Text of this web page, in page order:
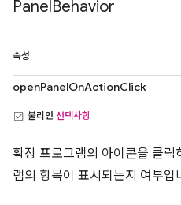
PanelBehavior
속성
openPanelOnActionClick
불리언 선택사항
확장 프로그램의 아이콘을 클
램의 항목이 표시되는지 여부